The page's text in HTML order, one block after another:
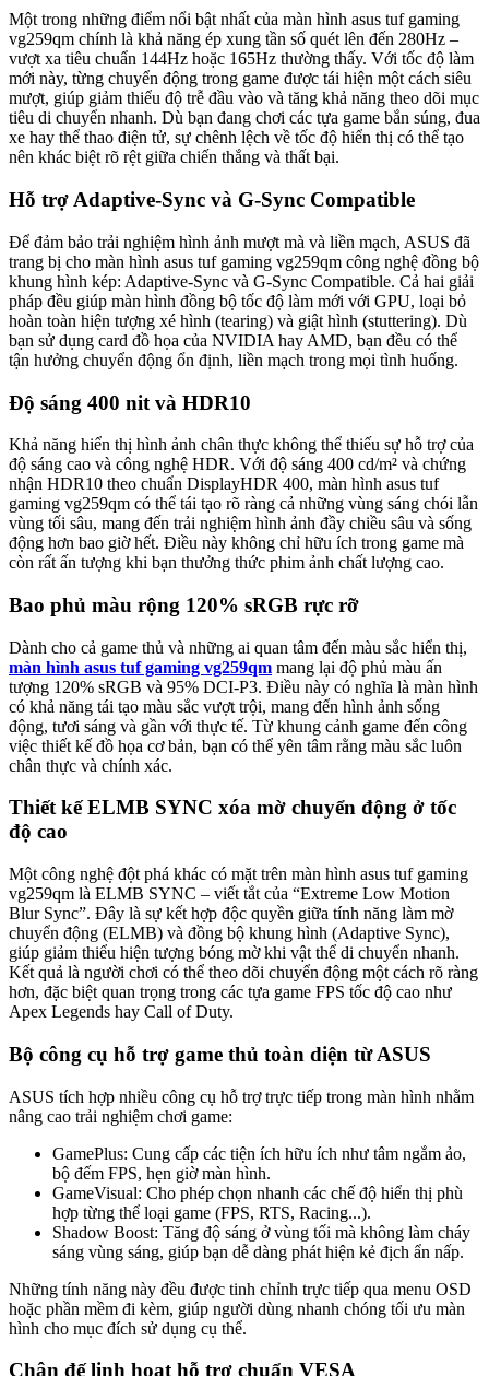
Một trong những điểm nổi bật nhất của màn hình asus tuf gaming
vg259qm chính là khả năng ép xung tần số quét lên đến 280Hz –
vượt xa tiêu chuẩn 144Hz hoặc 165Hz thường thấy. Với tốc độ làm
mới này, từng chuyển động trong game được tái hiện một cách siêu
mượt, giúp giảm thiểu độ trễ đầu vào và tăng khả năng theo dõi mục
tiêu di chuyển nhanh. Dù bạn đang chơi các tựa game bắn súng, đua
xe hay thể thao điện tử, sự chênh lệch về tốc độ hiển thị có thể tạo
nên khác biệt rõ rệt giữa chiến thắng và thất bại.
Hỗ trợ Adaptive-Sync và G-Sync Compatible
Để đảm bảo trải nghiệm hình ảnh mượt mà và liền mạch, ASUS đã
trang bị cho màn hình asus tuf gaming vg259qm công nghệ đồng bộ
khung hình kép: Adaptive-Sync và G-Sync Compatible. Cả hai giải
pháp đều giúp màn hình đồng bộ tốc độ làm mới với GPU, loại bỏ
hoàn toàn hiện tượng xé hình (tearing) và giật hình (stuttering). Dù
bạn sử dụng card đồ họa của NVIDIA hay AMD, bạn đều có thể
tận hưởng chuyển động ổn định, liền mạch trong mọi tình huống.
Độ sáng 400 nit và HDR10
Khả năng hiển thị hình ảnh chân thực không thể thiếu sự hỗ trợ của
độ sáng cao và công nghệ HDR. Với độ sáng 400 cd/m² và chứng
nhận HDR10 theo chuẩn DisplayHDR 400, màn hình asus tuf
gaming vg259qm có thể tái tạo rõ ràng cả những vùng sáng chói lẫn
vùng tối sâu, mang đến trải nghiệm hình ảnh đầy chiều sâu và sống
động hơn bao giờ hết. Điều này không chỉ hữu ích trong game mà
còn rất ấn tượng khi bạn thưởng thức phim ảnh chất lượng cao.
Bao phủ màu rộng 120% sRGB rực rỡ
Dành cho cả game thủ và những ai quan tâm đến màu sắc hiển thị,
màn hình asus tuf gaming vg259qm mang lại độ phủ màu ấn
tượng 120% sRGB và 95% DCI-P3. Điều này có nghĩa là màn hình
có khả năng tái tạo màu sắc vượt trội, mang đến hình ảnh sống
động, tươi sáng và gần với thực tế. Từ khung cảnh game đến công
việc thiết kế đồ họa cơ bản, bạn có thể yên tâm rằng màu sắc luôn
chân thực và chính xác.
Thiết kế ELMB SYNC xóa mờ chuyển động ở tốc
độ cao
Một công nghệ đột phá khác có mặt trên màn hình asus tuf gaming
vg259qm là ELMB SYNC – viết tắt của “Extreme Low Motion
Blur Sync”. Đây là sự kết hợp độc quyền giữa tính năng làm mờ
chuyển động (ELMB) và đồng bộ khung hình (Adaptive Sync),
giúp giảm thiểu hiện tượng bóng mờ khi vật thể di chuyển nhanh.
Kết quả là người chơi có thể theo dõi chuyển động một cách rõ ràng
hơn, đặc biệt quan trọng trong các tựa game FPS tốc độ cao như
Apex Legends hay Call of Duty.
Bộ công cụ hỗ trợ game thủ toàn diện từ ASUS
ASUS tích hợp nhiều công cụ hỗ trợ trực tiếp trong màn hình nhằm
nâng cao trải nghiệm chơi game:
GamePlus: Cung cấp các tiện ích hữu ích như tâm ngắm ảo,
bộ đếm FPS, hẹn giờ màn hình.
GameVisual: Cho phép chọn nhanh các chế độ hiển thị phù
hợp từng thể loại game (FPS, RTS, Racing...).
Shadow Boost: Tăng độ sáng ở vùng tối mà không làm cháy
sáng vùng sáng, giúp bạn dễ dàng phát hiện kẻ địch ẩn nấp.
Những tính năng này đều được tinh chỉnh trực tiếp qua menu OSD
hoặc phần mềm đi kèm, giúp người dùng nhanh chóng tối ưu màn
hình cho mục đích sử dụng cụ thể.
Chân đế linh hoạt hỗ trợ chuẩn VESA